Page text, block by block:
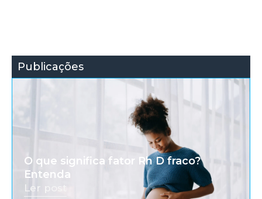
Publicações
O que significa fator Rh D fraco?
Entenda
Ler post